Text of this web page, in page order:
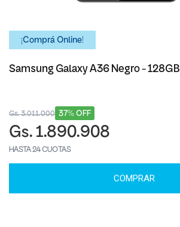
¡Comprá Online!
Samsung Galaxy A36 Negro - 128GB
37% OFF
Gs. 3.011.000
Gs. 1.890.908
HASTA 24 CUOTAS
COMPRAR